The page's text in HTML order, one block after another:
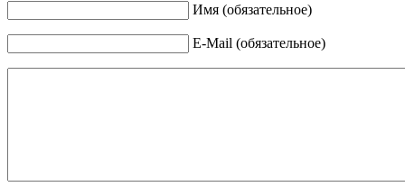
Имя (обязательное)
E-Mail (обязательное)